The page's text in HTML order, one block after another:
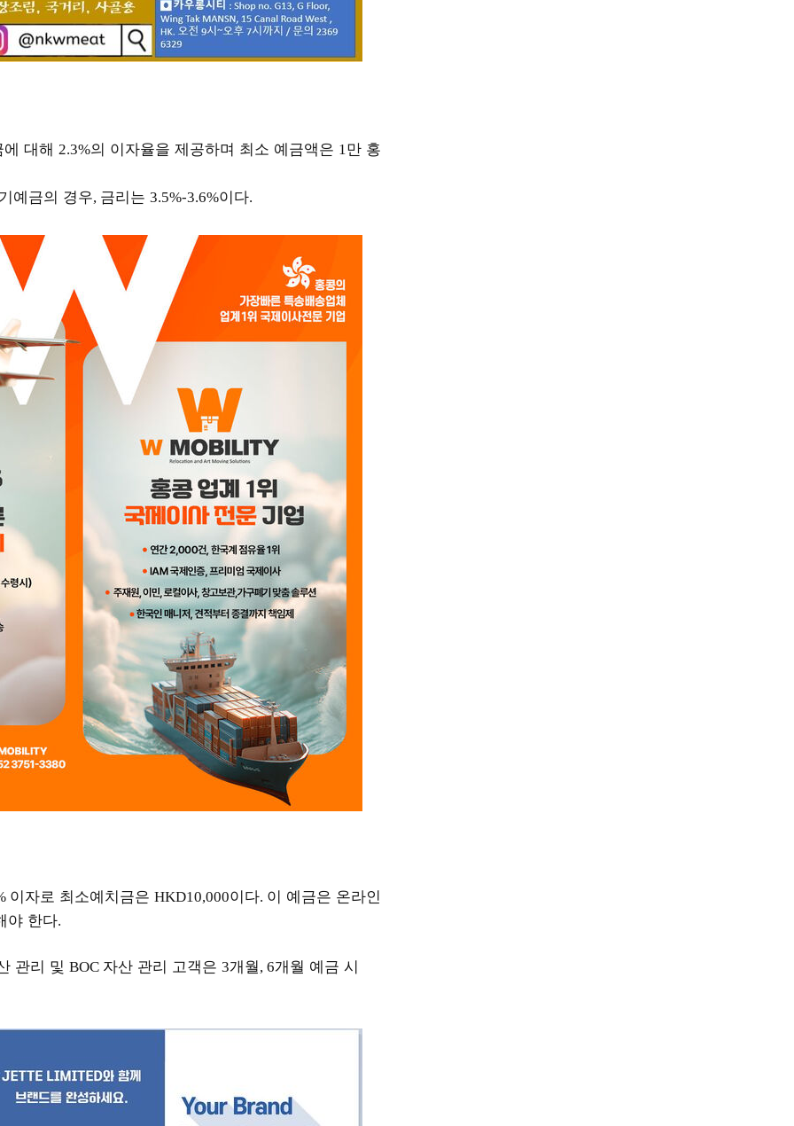
대해 2.3%의 이자율을 제공하며 최소 예금액은 1 만 홍
예금의 경우, 금리는 3.5%-3.6%이다.
이자로 최소예치금은 HKD10,000이다. 이 예금은 온라인
야 한다.
관리 및 BOC 자산 관리 고객은 3개월, 6개월 예금 시